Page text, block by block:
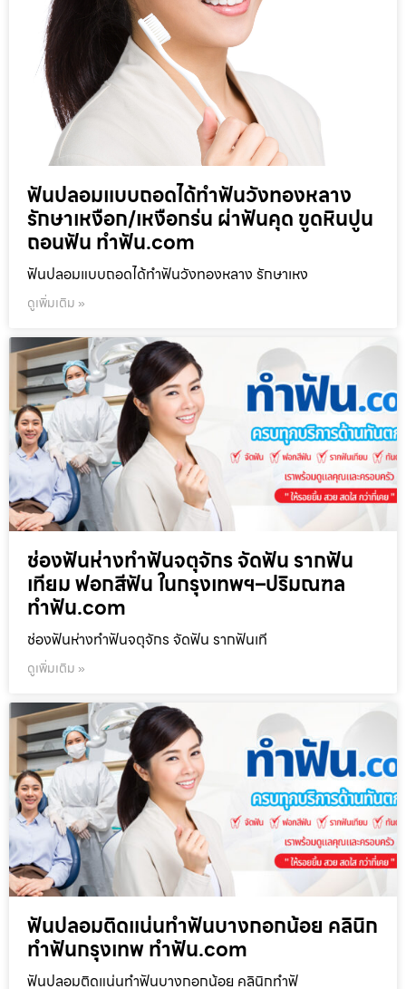
ฟันปลอมแบบถอดได้ทำฟันวังทองหลาง
รักษาเหงือก/เหงือกร่น ผ่าฟันคุด ขูดหินปูน
ถอนฟัน ทำฟัน.com
ฟันปลอมแบบถอดได้ทำฟันวังทองหลาง รักษาเหง
ดูเพิ่มเติม »
ช่องฟันห่างทำฟันจตุจักร จัดฟัน รากฟัน
เทียม ฟอกสีฟัน ในกรุงเทพฯ–ปริมณฑล
ทำฟัน.com
ช่องฟันห่างทำฟันจตุจักร จัดฟัน รากฟันเที
ดูเพิ่มเติม »
ฟันปลอมติดแน่นทำฟันบางกอกน้อย คลินิก
ทำฟันกรุงเทพ ทำฟัน.com
ฟันปลอมติดแน่นทำฟันบางกอกน้อย คลินิกทำฟั